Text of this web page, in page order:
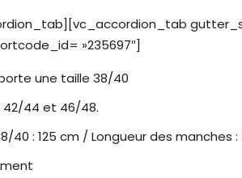
»235697″]
une taille 38/40
42/44 et 46/48.
40 : 125 cm / Longueur des manches